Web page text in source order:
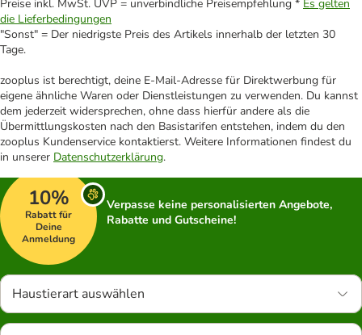
Preise inkl. MwSt. UVP = unverbindliche Preisempfehlung * Es gelten
die Lieferbedingungen
"Sonst" = Der niedrigste Preis des Artikels innerhalb der letzten 30
Tage.
zooplus ist berechtigt, deine E-Mail-Adresse für Direktwerbung für
eigene ähnliche Waren oder Dienstleistungen zu verwenden. Du kannst
dem jederzeit widersprechen, ohne dass hierfür andere als die
Übermittlungskosten nach den Basistarifen entstehen, indem du den
zooplus Kundenservice kontaktierst. Weitere Informationen findest du
in unserer Datenschutzerklärung.
10%
Rabatt für
Deine
Anmeldung
Verpasse keine personalisierten Angebote,
Rabatte und Gutscheine!
Haustierart auswählen